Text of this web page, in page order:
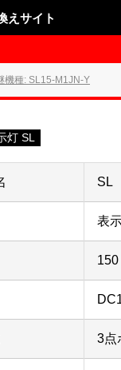
えサイト
機種: SL15-M1JN-Y
灯 SL
SL
表
150
3点